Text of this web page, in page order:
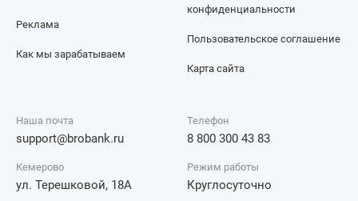
Реклама
Как мы зарабатываем
конфиденциальности
Пользовательское соглашение
Карта сайта
Наша почта
support@brobank.ru
Телефон
8 800 300 43 83
Кемерово
ул. Терешковой, 18А
Режим работы
Круглосуточно